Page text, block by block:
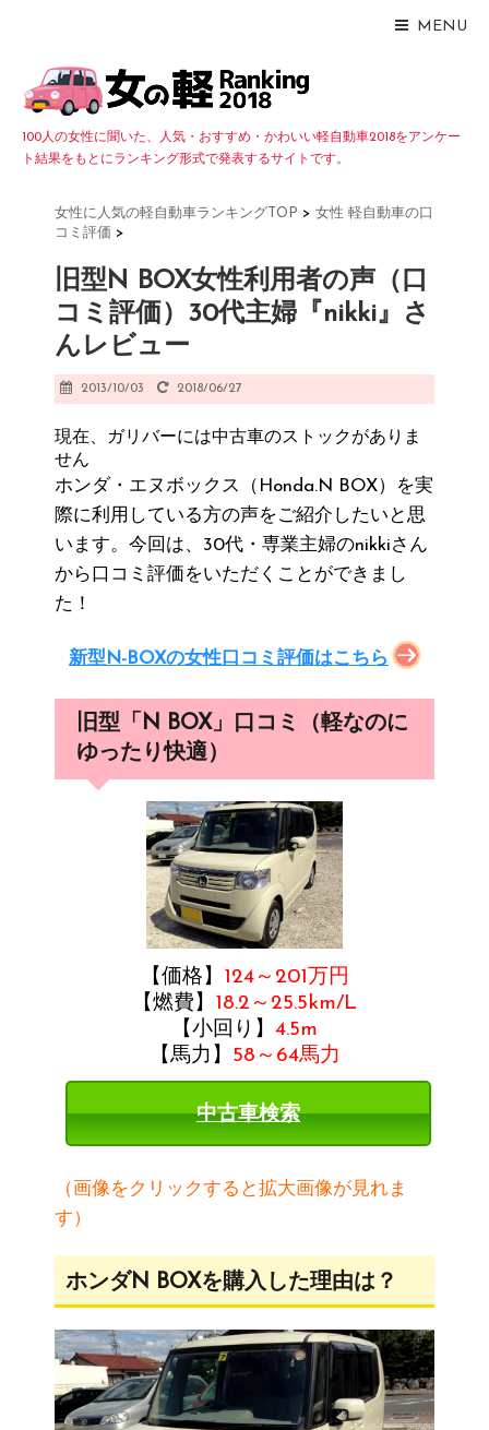
MENU
100人の女性に聞いた、人気・おすすめ・かわいい軽自動車2018をアンケー
ト結果をもとにランキング形式で発表するサイトです。
女性に人気の軽自動車ランキングTOP > 女性 軽自動車の口
コミ評価 >
旧型N BOX女性利用者の声（口
コミ評価）30代主婦『nikki』さ
んレビュー
2013/10/03 2018/06/27
現在、ガリバーには中古車のストックがありま
せん
ホンダ・エヌボックス（Honda.N BOX）を実
際に利用している方の声をご紹介したいと思
います。今回は、30代・専業主婦のnikkiさん
から口コミ評価をいただくことができまし
た！
新型N-BOXの女性口コミ評価はこちら
旧型「N BOX」口コミ（軽なのに
ゆったり快適）
【価格】 124～201万円
【燃費】 18.2～25.5km/L
【小回り】 4.5m
【馬力】 58～64馬力
中古車検索
（画像をクリックすると拡大画像が見れま
す）
ホンダN BOXを購入した理由は？